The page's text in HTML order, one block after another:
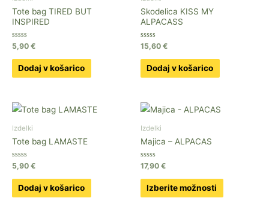
Tote bag TIRED BUT
INSPIRED
Ocenjeno
od
5,90 €
Dodaj v košarico
Skodelica KISS MY
ALPACASS
Ocenjeno
od
15,60 €
Dodaj v košarico
Izdelki
Tote bag LAMASTE
Ocenjeno
od
5,90 €
Dodaj v košarico
Izdelki
Majica – ALPACAS
Ocenjeno
od
17,90 €
Izberite možnosti
Ta